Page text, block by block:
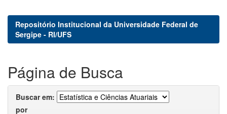
Repositório Institucional da Universidade Federal de
Sergipe - RI/UFS
Página de Busca
Buscar em:
por